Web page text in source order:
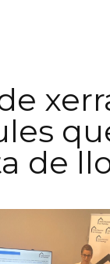
de